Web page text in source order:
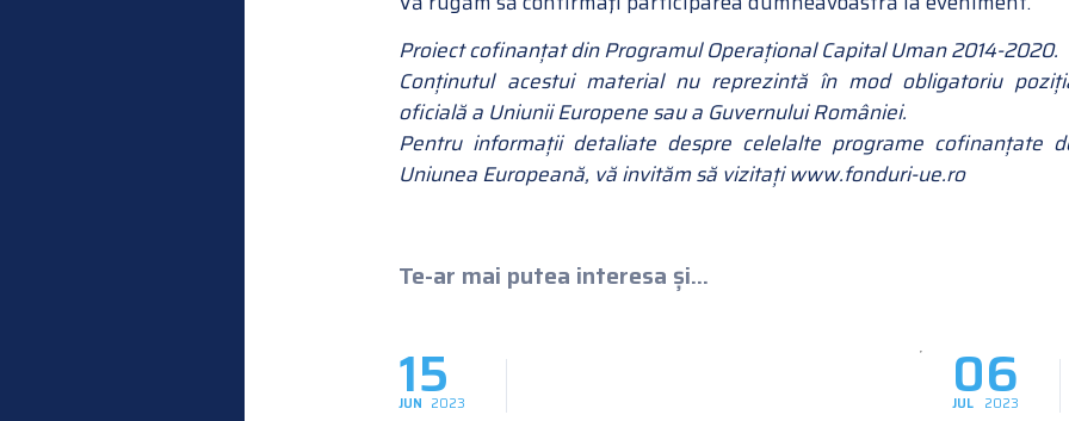
Proiect cofinanțat din Programul Operațional Capital Uman 2014-2020.
Conținutul acestui material nu reprezintă în mod obligatoriu
oficială a Uniunii Europene sau a Guvernului României.
Pentru informații detaliate despre celelalte programe cofinanțate
Uniunea Europeană, vă invităm să vizitați www.fonduri-ue.ro
Te-ar mai putea interesa și...
15
JUN 2023 06
JUL 2023